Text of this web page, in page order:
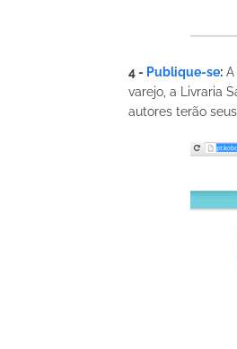
4 - Publique-se:
varejo, a Livraria
autores terão